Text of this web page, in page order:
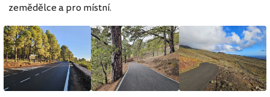
zemědělce a pro místní.